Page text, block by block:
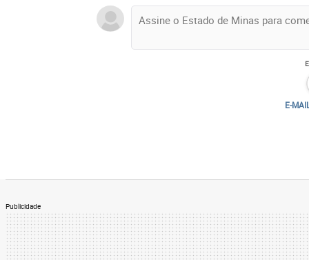
E-
Publicidade